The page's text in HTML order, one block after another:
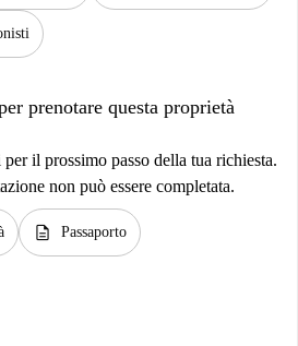
prenotare questa proprietà
il prossimo passo della tua richiesta.
non può essere completata.
description Passaporto